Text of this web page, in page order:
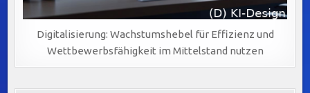
Digitalisierung: Wachstumshebel für Effizienz und
Wettbewerbsfähigkeit im Mittelstand nutzen